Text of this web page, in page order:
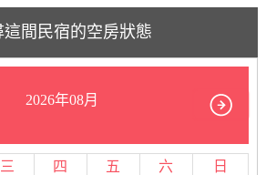
這間民宿的空房狀態
2026年08月
三 四 五 六
日